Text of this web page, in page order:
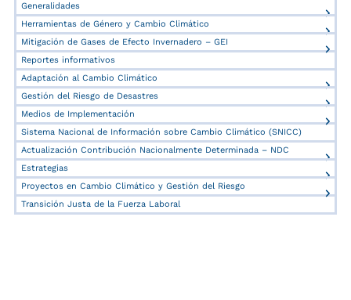
Generalidades
Herramientas de Género y Cambio Climático
Mitigación de Gases de Efecto Invernadero – GEI
Reportes informativos
Adaptación al Cambio Climático
Gestión del Riesgo de Desastres
Medios de Implementación
Sistema Nacional de Información sobre Cambio Climático (SNICC)
Actualización Contribución Nacionalmente Determinada – NDC
Estrategias
Proyectos en Cambio Climático y Gestión del Riesgo
Transición Justa de la Fuerza Laboral